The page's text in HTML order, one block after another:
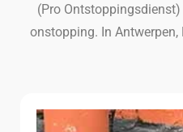
(Pro
onstopping. In Antwerpen,